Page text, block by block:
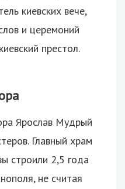
киевских вече,
и церемоний
престол.
Ярослав Мудрый
Главный храм
строили 2,5 года
не считая